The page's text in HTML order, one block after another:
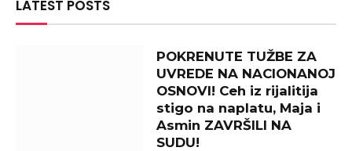
LATEST POSTS
POKRENUTE TUŽBE ZA
UVREDE NA NACIONANOJ
OSNOVI! Ceh iz rijalitija
stigo na naplatu, Maja i
Asmin ZAVRŠILI NA
SUDU!